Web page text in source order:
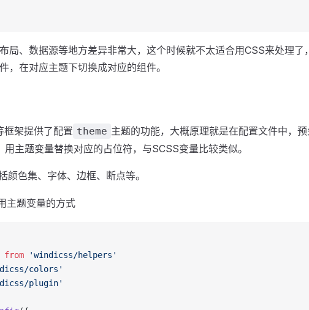
局、数据源等地方差异非常大，这个时候就不太适合用CSS来处理了
，在对应主题下切换成对应的组件。
框架提供了配置 theme 主题的功能，大概原理就是在配置文件中，
主题变量替换对应的占位符，与SCSS变量比较类似。
颜色集、字体、边框、断点等。
主题变量的方式
from 'windicss/helpers'
colors'
plugin'